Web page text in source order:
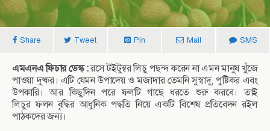
Share Tweet Pin Mail SMS
এমএনএ ফিচার ডেস্ক :রসে টইটুম্বর লিচু পছন্দ করেন না এমন মানুষ খুঁজে
পাওয়া দুষ্কর। এটি যেমন উপাদেয় ও মজাদার তেমনি সুস্বাদু, পুষ্টিকর এবং
উপকারি। আর কিছুদিন পরে ফলটি গাছে ধরতে শুরু করবে। তাই
লিচুর ফলন বৃদ্ধির আধুনিক পদ্ধতি নিয়ে একটি বিশেষ প্রতিবেদন রইল
পাঠকদের জন্য।